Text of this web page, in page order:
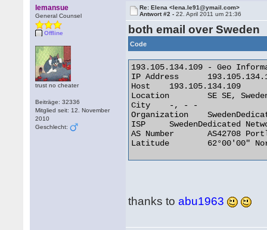
lemansue
General Counsel
Offline
trust no cheater
Beiträge: 32336
Mitglied seit: 12. November
2010
Geschlecht:
Re: Elena <lena.le91@ymail.com>
Antwort #2 -22. April 2011 um 21:36
both email over Sweden
Code
193.105.134.109 - Geo
IP Address 	193.105.134.109
Host 	193.105.134.109
Location 	SE SE, Sweden
City 	-, - -
Organization 	SwedenDedicated Network
ISP 	SwedenDedicated Network
AS Number 	AS42708 Portlane Network
Latitude 	62°00'00" North
thanks toabu1963